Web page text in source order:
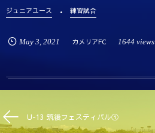
ジュニアユース 練習試合
May 3 2021 カメリアFC 1644 views
U-13 筑後フェスティバル①